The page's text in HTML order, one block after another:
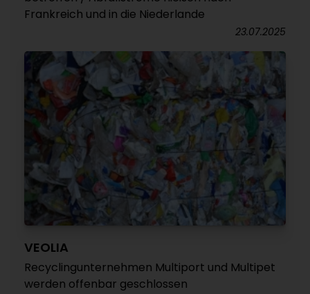
Frankreich und in die Niederlande
23.07.2025
VEOLIA
Recyclingunternehmen Multiport und Multipet
werden offenbar geschlossen